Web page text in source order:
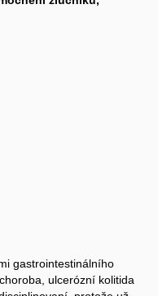
gastrointestinálního
ulcerózní kolitida